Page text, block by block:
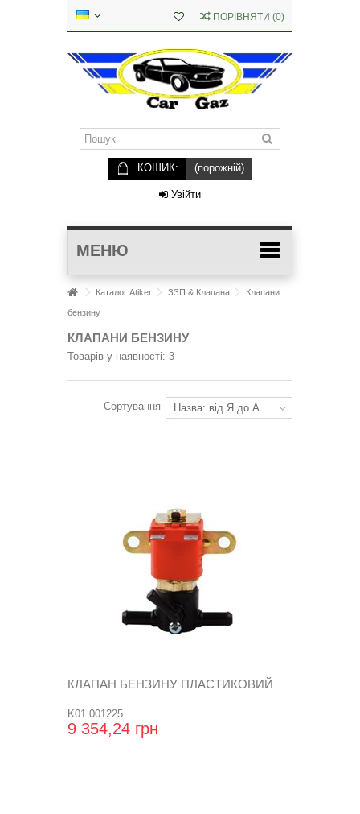
ПОРІВНЯТИ (0)
КОШИК: (порожній)
Увійти
МЕНЮ
Каталог Atiker ЗЗП & Клапана Клапани
бензину
КЛАПАНИ БЕНЗИНУ
Товарів у наявності: 3
Сортування Назва: від Я до А
КЛАПАН БЕНЗИНУ ПЛАСТИКОВИЙ
K01.001225
9 354,24 грн